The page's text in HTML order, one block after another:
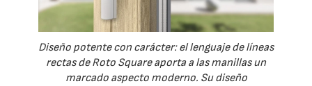
Diseño potente con carácter: el lenguaje de líneas
rectas de Roto Square aporta a las manillas un
marcado aspecto moderno. Su diseño